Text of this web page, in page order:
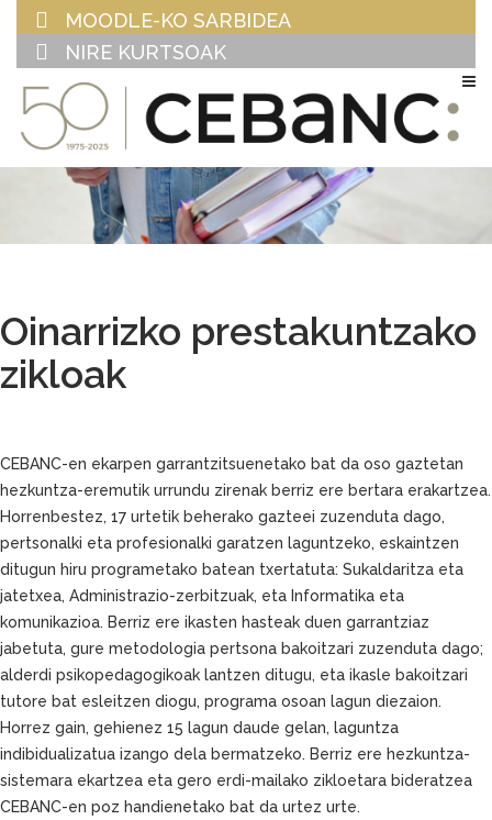
MOODLE-KO SARBIDEA
NIRE KURTSOAK
Oinarrizko prestakuntzako
zikloak
CEBANC-en ekarpen garrantzitsuenetako bat da oso gaztetan
hezkuntza-eremutik urrundu zirenak berriz ere bertara erakartzea.
Horrenbestez, 17 urtetik beherako gazteei zuzenduta dago,
pertsonalki eta profesionalki garatzen laguntzeko, eskaintzen
ditugun hiru programetako batean txertatuta: Sukaldaritza eta
jatetxea, Administrazio-zerbitzuak, eta Informatika eta
komunikazioa. Berriz ere ikasten hasteak duen garrantziaz
jabetuta, gure metodologia pertsona bakoitzari zuzenduta dago;
alderdi psikopedagogikoak lantzen ditugu, eta ikasle bakoitzari
tutore bat esleitzen diogu, programa osoan lagun diezaion.
Horrez gain, gehienez 15 lagun daude gelan, laguntza
indibidualizatua izango dela bermatzeko. Berriz ere hezkuntza-
sistemara ekartzea eta gero erdi-mailako zikloetara bideratzea
CEBANC-en poz handienetako bat da urtez urte.